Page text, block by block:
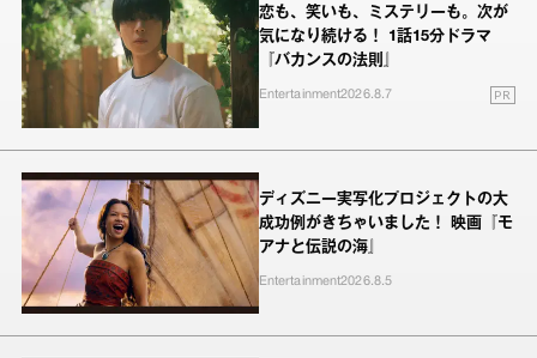
恋も、笑いも、ミステリーも。次が
気になり続ける！ 1話15分ドラマ
『バカンスの法則』
Entertainment2026.8.7 PR
ディズニー実写化プロジェクトの大
成功例がきちゃいました！ 映画『モ
アナと伝説の海』
Entertainment2026.8.5